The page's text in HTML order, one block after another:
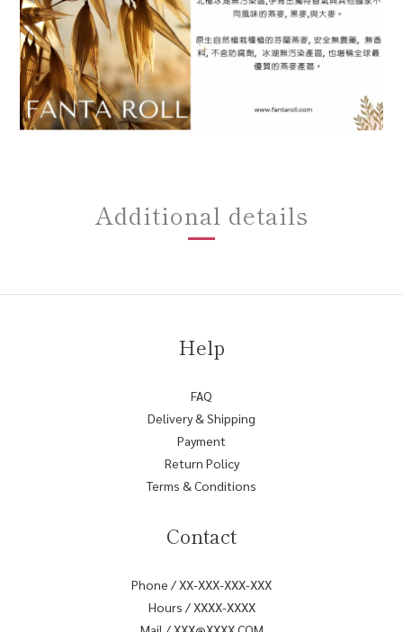
Additional details
Help
FAQ
Delivery & Shipping
Payment
Return Policy
Terms & Conditions
Contact
Phone / XX-XXX-XXX-XXX
Hours / XXXX-XXXX